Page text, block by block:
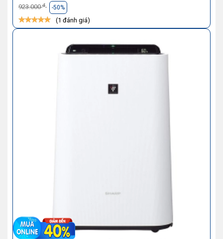
923.000đ -50%
(1 đánh giá)